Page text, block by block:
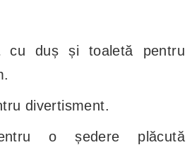
cu duș și toaletă pentru
divertisment.
o ședere plăcută